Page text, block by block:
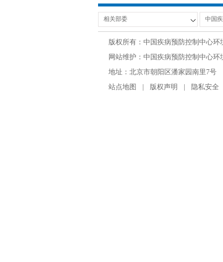
版权所有：中国疾病预防控制中心环
网站维护：中国疾病预防控制中心
地址：北京市朝阳区潘家园南里7号
站点地图
版权声明 隐私安全